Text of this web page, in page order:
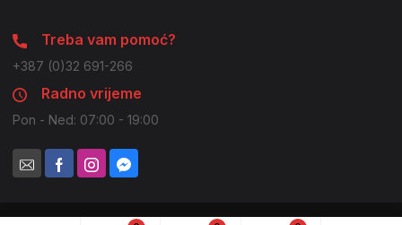
Treba vam pomoć?
+387 (0)32 691-266
Radno vrijeme
Pon - Ned: 07:00 - 19:00